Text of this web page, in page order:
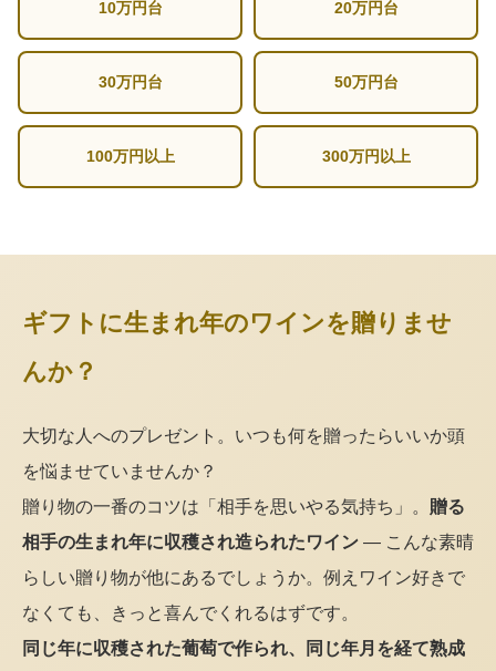
10万円台 20万円台
30万円台 50万円台
100万円以上 300万円以上
ギフトに生まれ年のワインを贈りませ
んか？
大切な人へのプレゼント。いつも何を贈ったらいいか頭
を悩ませていませんか？
贈り物の一番のコツは「相手を思いやる気持ち」。 贈る
相手の生まれ年に収穫され造られたワイン — こんな素晴
らしい贈り物が他にあるでしょうか。例えワイン好きで
なくても、きっと喜んでくれるはずです。
同じ年に収穫された葡萄で作られ、同じ年月を経て熟成